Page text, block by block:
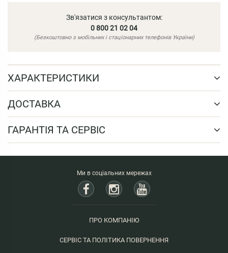
Зв'язатися з консультантом:
0 800 21 02 04
(Безкоштовно з мобільних і стаціонарних телефонів України)
ХАРАКТЕРИСТИКИ
ДОСТАВКА
ГАРАНТІЯ ТА СЕРВІС
Ми в соціальних мережах
ПРО КОМПАНІЮ
СЕРВІС ТА ПОЛІТИКА ПОВЕРНЕННЯ